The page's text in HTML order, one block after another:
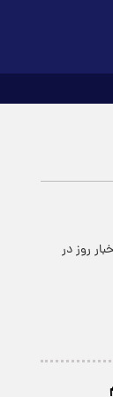
روز در